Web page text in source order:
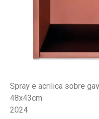
Spray e acrilica sobre
48x43cm
2024